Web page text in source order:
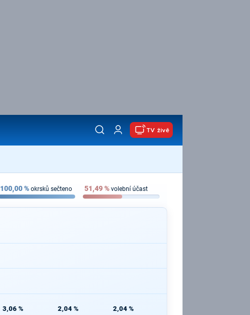
TV živě
100,00% okrsků sečteno 51,49% volební účast
3,06 % 2,04 % 2,04 %